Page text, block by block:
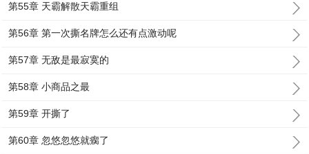
第55章 天霸解散天霸重组
第56章 第一次撕名牌怎么还有点激动呢
第57章 无敌是最寂寞的
第58章 小商品之最
第59章 开撕了
第60章 忽悠忽悠就瘸了